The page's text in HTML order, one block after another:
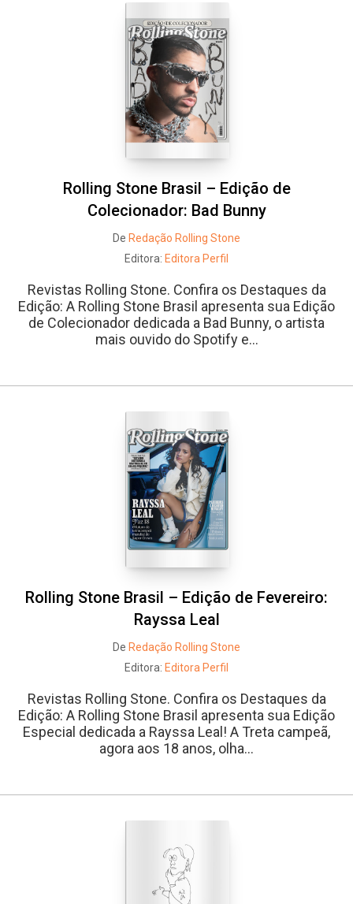
Rolling Stone Brasil – Edição de
Colecionador: Bad Bunny
De Redação Rolling Stone
Editora: Editora Perfil
Revistas Rolling Stone. Confira os Destaques da
Edição: A Rolling Stone Brasil apresenta sua Edição
de Colecionador dedicada a Bad Bunny, o artista
mais ouvido do Spotify e...
Rolling Stone Brasil – Edição de Fevereiro:
Rayssa Leal
De Redação Rolling Stone
Editora: Editora Perfil
Revistas Rolling Stone. Confira os Destaques da
Edição: A Rolling Stone Brasil apresenta sua Edição
Especial dedicada a Rayssa Leal! A Treta campeã,
agora aos 18 anos, olha...